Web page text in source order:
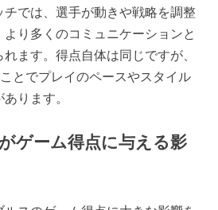
チでは、選手が動きや戦略を調整
り多くのコミュニケーションと
ます。得点自体は同じですが、
とでプレイのペースやスタイル
ります。
ゲーム得点に与える影